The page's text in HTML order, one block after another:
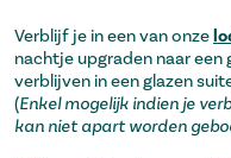
Verblijf je in een van onze
nachtje upgraden naar
verblijven in een glazen
(Enkel mogelijk indien je
kan niet apart worden